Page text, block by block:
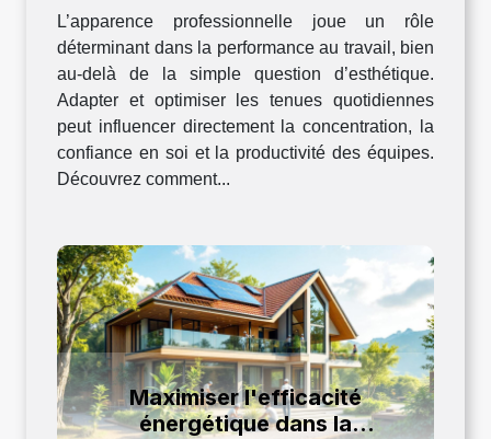
L’apparence professionnelle joue un rôle
déterminant dans la performance au travail, bien
au-delà de la simple question d’esthétique.
Adapter et optimiser les tenues quotidiennes
peut influencer directement la concentration, la
confiance en soi et la productivité des équipes.
Découvrez comment...
Maximiser l'efficacité
énergétique dans la